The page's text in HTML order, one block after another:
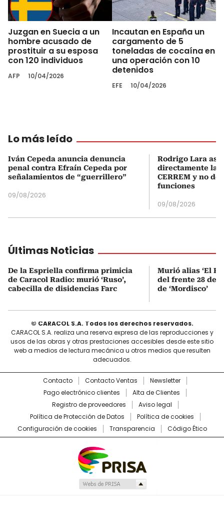
Juzgan en Suecia a un
hombre acusado de
prostituir a su esposa
con 120 individuos
AFP 10/04/2026
Incautan en España un
cargamento de 5
toneladas de cocaína en
una operación con 10
detenidos
EFE 10/04/2026
Lo más leído
Iván Cepeda anuncia denuncia
penal contra Efraín Cepeda por
señalamientos de “guerrillero”
09/08/2026
Rodrigo Lara
directamente la
CERREM y no
funciones
09/08/2026
Últimas Noticias
De la Espriella confirma primicia
de Caracol Radio: murió ‘Ruso’,
cabecilla de disidencias Farc
Murió alias ‘El
del frente 28 de
de ‘Mordisco’
© CARACOL S.A. Todos los derechos reservados.
CARACOL S.A. realiza una reserva expresa de las reproducciones y
usos de las obras y otras prestaciones accesibles desde este sitio
web a medios de lectura mecánica u otros medios que resulten
adecuados.
Contacto Contacto Ventas
Newsletter
Pago electrónico clientes
Alta de Clientes
Registro de proveedores
Aviso legal
Política de Protección de Datos
Política de cookies
Configuración de cookies
Transparencia Código Ético